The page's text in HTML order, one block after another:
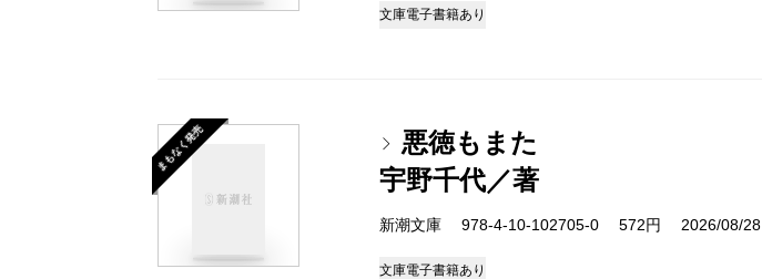
文庫電子書籍あり
まもなく発売
悪徳もまた
宇野千代／著
新潮文庫 978-4-10-102705-0 572円 2026/08/28
文庫電子書籍あり